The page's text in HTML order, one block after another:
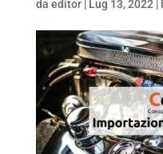
da editor| Lug 13, 2022 |